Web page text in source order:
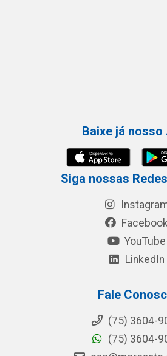
Baixe já nosso
Siga nossas
YouTube
LinkedIn
Fale
(75) 3604-
(75) 3604-